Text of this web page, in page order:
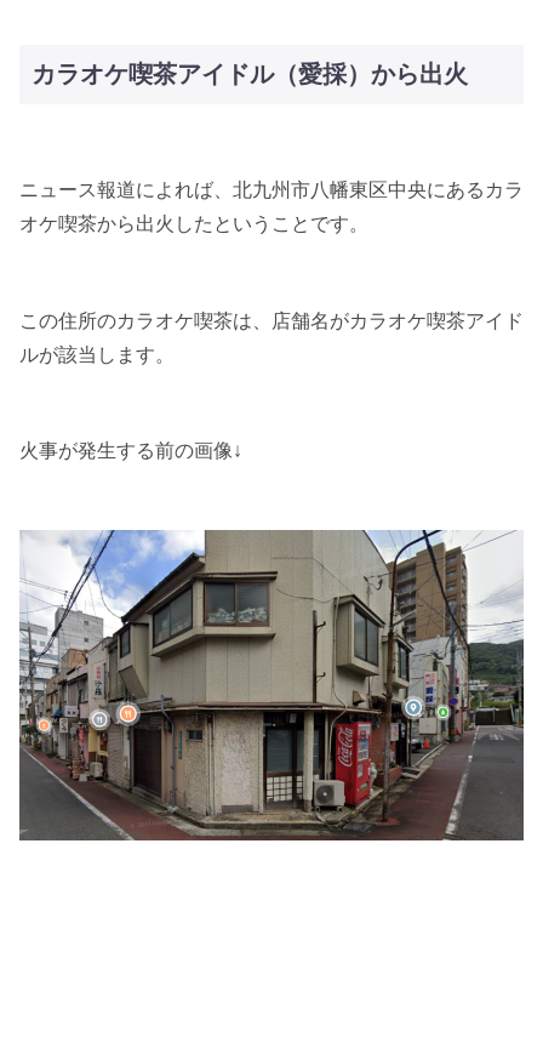
カラオケ喫茶アイドル（愛採）から出火
ニュース報道によれば、北九州市八幡東区中央にあるカラ
オケ喫茶から出火したということです。
この住所のカラオケ喫茶は、店舗名がカラオケ喫茶アイド
ルが該当します。
火事が発生する前の画像↓